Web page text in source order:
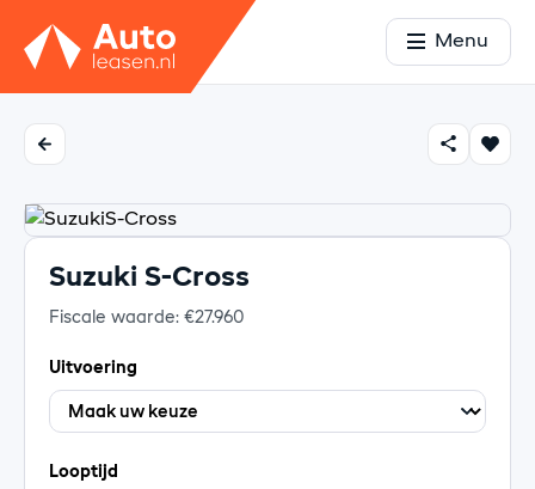
Menu
Suzuki S-Cross
Fiscale waarde: €27.960
Uitvoering
Looptijd